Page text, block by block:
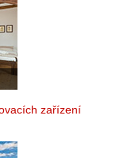
zařízení